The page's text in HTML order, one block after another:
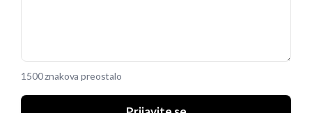
1500 znakova preostalo